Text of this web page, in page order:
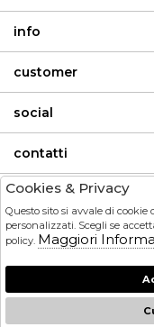
info
customer
social
contatti
HO LETTO ED
Cookies & Privacy
Questo sito si avvale di
personalizzati. Scegli se
policy. Maggiori